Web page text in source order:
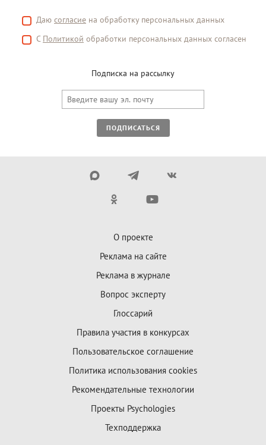
Даю согласие на обработку персональных данных
С Политикой обработки персональных данных согласен
Подписка на рассылку
ПОДПИСАТЬСЯ
О проекте
Реклама на сайте
Реклама в журнале
Вопрос эксперту
Глоссарий
Правила участия в конкурсах
Пользовательское соглашение
Политика использования cookies
Рекомендательные технологии
Проекты Psychologies
Техподдержка